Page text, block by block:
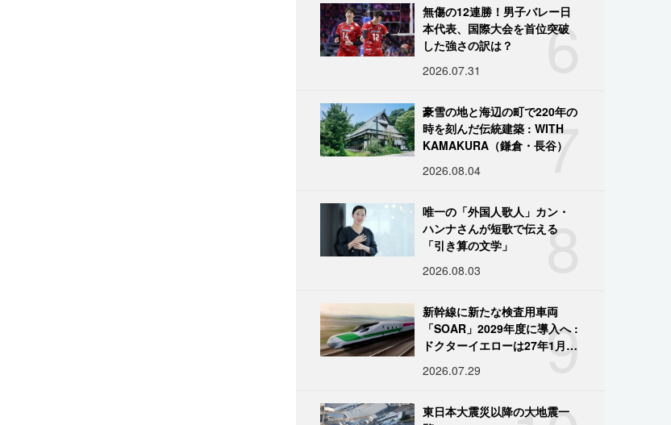
6
無傷の12連勝！男子バレー日
本代表、国際大会を首位突破
した強さの訳は？
2026.07.31
7
豪雪の地と海辺の町で220年の
時を刻んだ伝統建築 : WITH
KAMAKURA（鎌倉・長谷）
2026.08.04
8
唯一の「外国人歌人」カン・
ハンナさんが短歌で伝える
「引き算の文学」
2026.08.03
9
新幹線に新たな検査用車両
「SOAR」2029年度に導入へ :
ドクターイエローは27年1月に
2026.07.29
東日本大震災以降の大地震一